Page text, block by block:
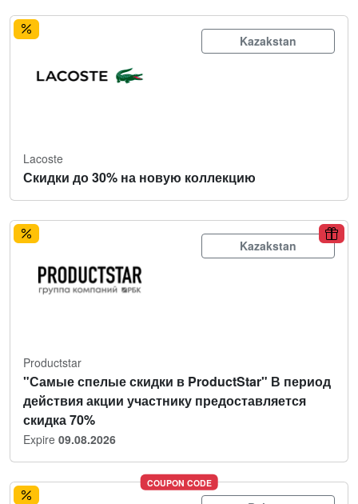
Kazakstan
Lacoste
Скидки до 30% на новую коллекцию
Kazakstan
Productstar
"Самые спелые скидки в ProductStar" В период
действия акции участнику предоставляется
скидка 70%
Expire 09.08.2026
COUPON CODE